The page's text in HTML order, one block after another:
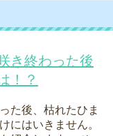
き終わった後
！？
た後、枯れたひま
にはいきません。